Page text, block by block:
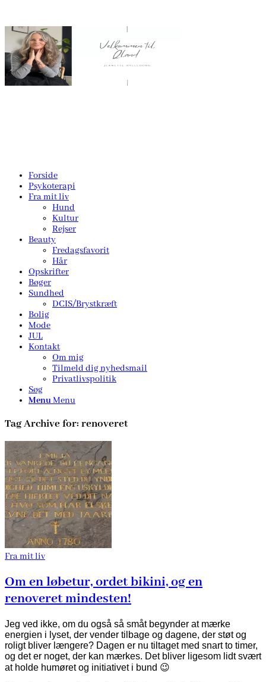
Forside
Psykoterapi
Fra mit liv
Hund
Kultur
Rejser
Beauty
Fredagsfavorit
Hår
Opskrifter
Bøger
Sundhed
DCIS/Brystkræft
Bolig
Mode
JUL
Kontakt
Om mig
Tilmeld dig nyhedsmail
Privatlivspolitik
Søg
MenuMenu
Tag Archive for: renoveret
Fra mit liv
Om en løbetur, ordet bikini, og en
renoveret mindesten!
Jeg ved ikke, om du også så småt begynder at mærke
energien i lyset, der vender tilbage og dagene, der støt og
roligt bliver længere? Dagen er nu tiltaget med snart to timer,
og det er noget, der kan mærkes. Det bliver ligesom lidt svært
at holde humøret og initiativet i bund 😉